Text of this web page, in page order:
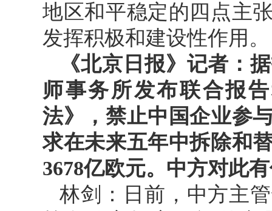
地区和平稳定的四点主
发挥积极和建设性作用。
《北京日报》记者：
师事务所发布联合报
法》，禁止中国企业参
求在未来五年中拆除和
3678亿欧元。中方对此
林剑：日前，中方主